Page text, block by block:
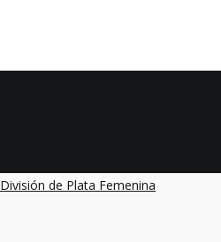
División de Plata Femenina